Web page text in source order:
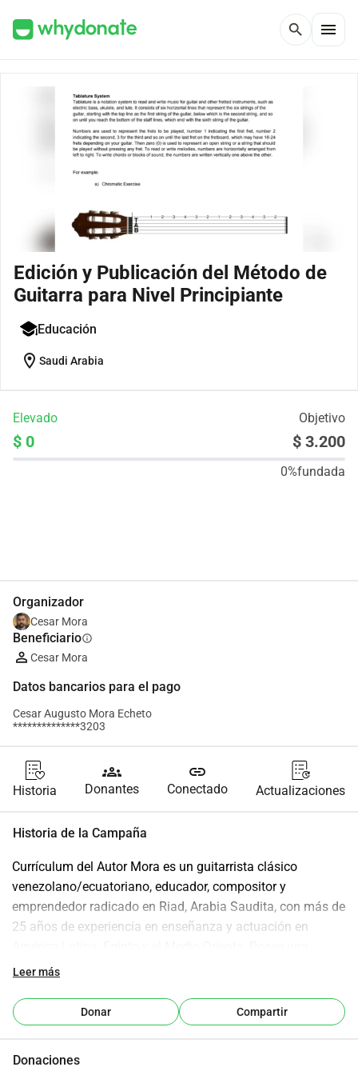
search menu
Edición y Publicación del Método de
Guitarra para Nivel Principiante
Educación
location_on Saudi Arabia
Elevado Objetivo
$ 0 $ 3.200
0%fundada
Organizador
Cesar Mora
Beneficiarioinfo
Cesar Mora
Datos bancarios para el pago
Cesar Augusto Mora Echeto
**************3203
Historia
groups
Donantes
link
Conectado Actualizaciones
Historia de la Campaña
Currículum del Autor Mora es un guitarrista clásico
venezolano/ecuatoriano, educador, compositor y
emprendedor radicado en Riad, Arabia Saudita, con más de
25 años de experiencia en enseñanza y actuación en
Licenciatura en Música de la Universidad de las Artes en
nacionales de guitarra y participante en numerosas clases
magistrales con grandes guitarristas y músicos.
Cairo, donde lanzó la primera especialidad en Guitarra
Leer más
Donar Compartir
Donaciones